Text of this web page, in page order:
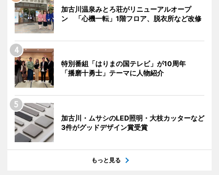
加古川温泉みとろ荘がリニューアルオープ
ン 「心機一転」1階フロア、脱衣所など改修
特別番組「はりまの国テレビ」が10周年
「播磨十勇士」テーマに人物紹介
加古川・ムサシのLED照明・大枝カッターなど
3件がグッドデザイン賞受賞
もっと見る